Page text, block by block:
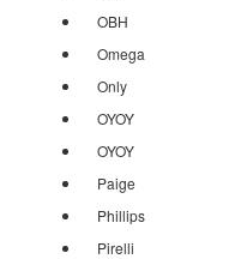
OBH
Omega
Only
OYOY
OYOY
Paige
Phillips
Pirelli